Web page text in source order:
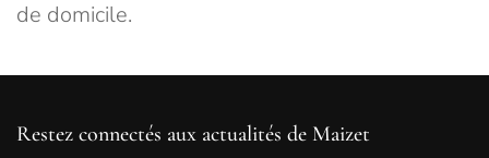
de domicile.
Restez connectés aux actualités de Maizet